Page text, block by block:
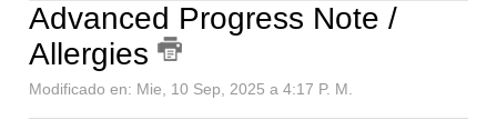
Advanced Progress Note /
Allergies
Modificado en: Mie, 10 Sep, 2025 a 4:17 P. M.